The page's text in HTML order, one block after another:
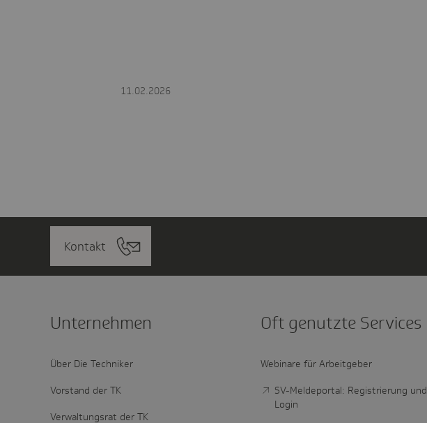
11.02.2026
Kontakt
Unter­nehmen
Über Die Techniker
Vorstand der TK
Verwaltungsrat der TK
Oft genutzte Services
Webinare für Arbeitgeber
SV-Meldeportal: Registrierung und
Login